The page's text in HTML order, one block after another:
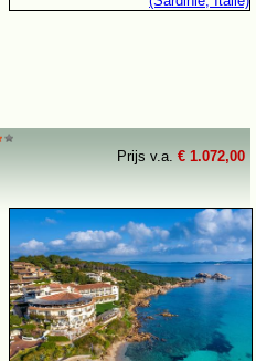
Prijs v.a. € 1.072,00